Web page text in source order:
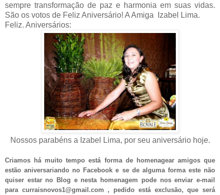
sempre transformação de paz e harmonia em suas vidas.
São os votos de Feliz Aniversário! A Amiga Izabel Lima.
Feliz. Aniversários:
Nossos parabéns a Izabel Lima, por seu aniversário hoje.
Criamos há muito tempo está forma de homenagear amigos que
estão aniversariando no Facebook e se de alguma forma este não
quiser estar no Blog e nesta homenagem pode nos enviar e-mail
para curraisnovos1@gmail.com , pedido está exclusão, que será